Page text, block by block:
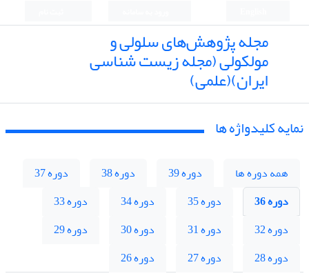
مجله پژوهش‌های سلولی و
مولکولی (مجله زیست شناسی
ایران)(علمی)
نمایه کلیدواژه ها
همه دوره ها دوره 39 دوره 38
دوره 37
دوره 36
دوره 35 دوره 34
دوره 33
دوره 32
دوره 31 دوره 30
دوره 29
دوره 28
دوره 27 دوره 26